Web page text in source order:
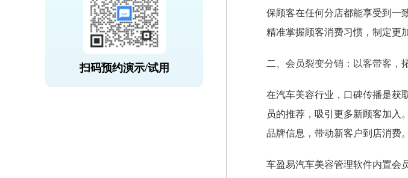
扫码预约演示/试用
保顾客在任何分店都能享受到一
精准掌握顾客消费习惯，制定更
二、会员裂变分销：以客带客，
在汽车美容行业，口碑传播是获
员的推荐，吸引更多新顾客加入
品牌信息，带动新客户到店消费。
车盈易汽车美容管理软件内置会